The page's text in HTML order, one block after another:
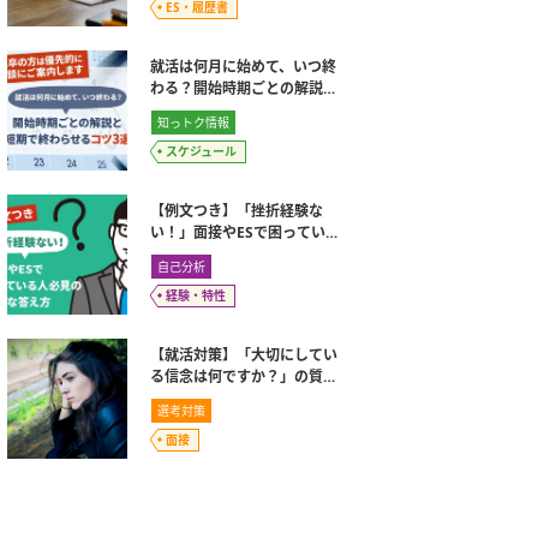
ES・履歴書
就活は何月に始めて、いつ終
わる？開始時期ごとの解説と
短期で終わらせるコツ3選
知っトク情報
スケジュール
【例文つき】「挫折経験な
い！」面接やESで困っている
人必見の上手な答え方
自己分析
経験・特性
【就活対策】「大切にしてい
る信念は何ですか？」の質問
意図と回答方法
選考対策
面接